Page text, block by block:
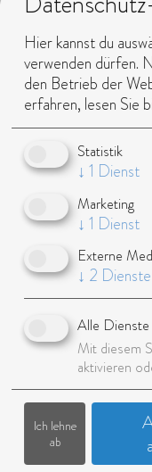
Aktueller Job:
Talent:
Instagram:
Hier kannst du
verwenden dürfen.
den Betrieb der
erfahren, lesen Sie
Statistik
↓ 1 Dienst
Marketing
↓ 1 Dienst
Externe
↓ 2 Dienste
Alle Dienste
Mit diesem
aktivieren
Ich lehne
ab